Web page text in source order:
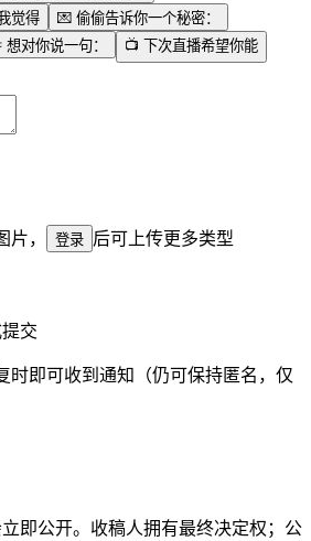
觉得 💌 偷偷告诉你一个秘密：
想对你说一句： 📺 下次直播希望你能
， 登录 后可上传更多类型
交
时即可收到通知（仍可保持匿名，仅
即公开。收稿人拥有最终决定权；公